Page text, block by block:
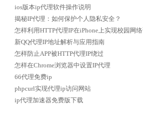
ios版本ip代理软件操作说明
揭秘IP代理：如何保护个人隐私安全？
怎样利用HTTP代理IP在iPhone上实现校园网络
新QQ代理IP地址解析与应用指南
怎样防止APP被HTTP代理IP绕过
怎样在Chrome浏览器中设置IP代理
66代理免费ip
phpcurl实现代理ip访问网站
ip代理加速器免费版下载